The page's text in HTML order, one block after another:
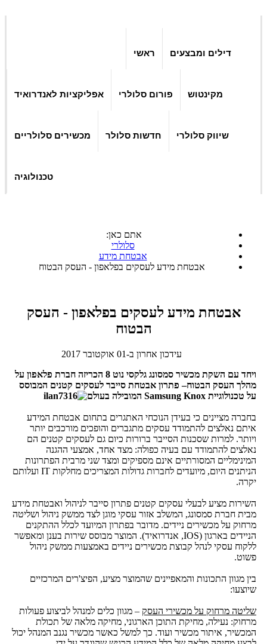
ראשי דילים ומבצעים
אפליקציות לאנדרואיד פורום סלולרי מקינטוש
מכשירים סלולריים חדשות סלולר שיווק סלולרי
טכנולוגיה
אתם כאן:
סלולרי
אבטחת מידע
אבטחת מידע לעסקים בפלאפון - העסק הבטוח
אבטחת מידע לעסקים בפלאפון - העסק
הבטוח
עידכון אחרון ב-01 אוקטובר 2017
ויחד עם השקת מכשיר סמסונג גלקסי נוט 8 הכריזה חברת פלאפון על
מהלך העסק הבטוח– פתרון אבטחת סייבר לעסקים קטנים המבוסס
על טכנולוגיית Samsung Knox המובילה בעולם
בחברה מציינים כי בעידן הנוכחי האתגרים בתחום אבטחת המידע
איתם נאלצים להתמודד עסקים מתגברים והופכים מורכבים יותר
ויותר. למרות שסכנות הסייבר ברורות כיום גם לעסקים קטנים הם
נאלצים להתמודד עם בעיה כפולה: מצד אחד, אמצעי ההגנה
המינימליים המסורתיים אינם מספיקים ומצד שני מרבית הפתרונות
הניתנים היום, מיועדים לחברות גדולות המצריכים מחלקות IT ועלותם
יקרה.
השירות מציע לבעלי עסקים קטנים פתרון סייבר לניהול ואבטחת מידע
מבית חברת סמסונג, המשלב אזור עסקי מוגן לצד ממשק ניהול ושליטה
מרחוק על מכשירים ניידים. מדובר בפתרון המיועד לכלל ההתקנים
הניידים בארגון (IOS, אנדרואיד). המוצר מבוסס שירות בענן ומאפשר
ללקוח עסקי לנהל קבוצת מכשירים ניידים באמצעות ממשק ניהול
פשוט.
בין מגוון התכונות והמאפיינים שהמוצר מציע, הפיצ'רים המרכזיים
שיוצעו:
שליטה מרחוק על מכשירי העסק – מגוון כלים למנהל לביצוע פעולות
מרחוק: נעילה, מחיקת התוכן הארגוני, מחיקה מלאה של תכולת
המכשיר, איתור מכשיר ועוד. כך למשל כאשר מכשיר נגנב המנהל יכול